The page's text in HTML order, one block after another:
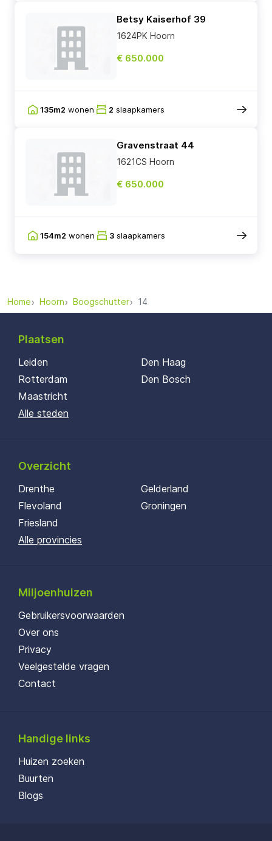
Betsy Kaiserhof 39
1624PK Hoorn
€ 650.000
135m2 wonen 2 slaapkamers
Gravenstraat 44
1621CS Hoorn
€ 650.000
154m2 wonen 3 slaapkamers
Home Hoorn Boogschutter 14
Plaatsen
Leiden
Rotterdam
Maastricht
Den Haag
Den Bosch
Alle steden
Overzicht
Drenthe
Flevoland
Friesland
Gelderland
Groningen
Alle provincies
Miljoenhuizen
Gebruikersvoorwaarden
Over ons
Privacy
Veelgestelde vragen
Contact
Handige links
Huizen zoeken
Buurten
Blogs